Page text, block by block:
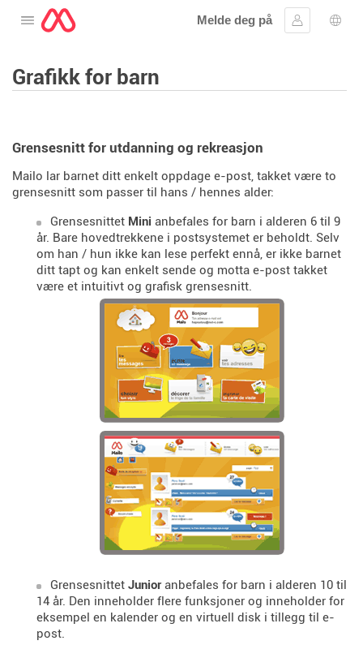
Åpne menyen
Melde deg på
Logg inn
Grafikk for barn
Grensesnitt for utdanning og rekreasjon
Mailo lar barnet ditt enkelt oppdage e-post, takket være to
grensesnitt som passer til hans / hennes alder:
Grensesnittet Mini anbefales for barn i alderen 6 til 9
år. Bare hovedtrekkene i postsystemet er beholdt. Selv
om han / hun ikke kan lese perfekt ennå, er ikke barnet
ditt tapt og kan enkelt sende og motta e-post takket
være et intuitivt og grafisk grensesnitt.
Grensesnittet Junioranbefales for barn i alderen 10 til
14 år. Den inneholder flere funksjoner og inneholder for
eksempel en kalender og en virtuell disk i tillegg til e-
post.